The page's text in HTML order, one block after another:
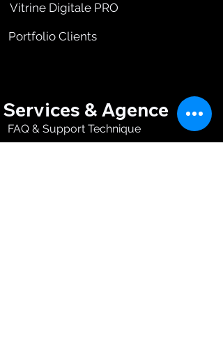
Vitrine Digitale PRO
Portfolio Clients
Services & Agence
FAQ & Support Technique